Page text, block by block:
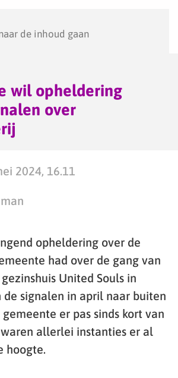
de inhoud gaan
wil opheldering
over
2024, 16.11
opheldering over de
had over de gang van
United Souls in
de signalen in april naar buiten
er pas sinds kort van
allerlei instanties er al
hoogte.